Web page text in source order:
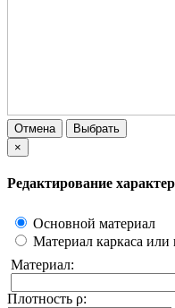
Отмена
Выбрать
×
Редактирование
Основной материал
Материал каркаса или
Материал:
Плотность ρ: